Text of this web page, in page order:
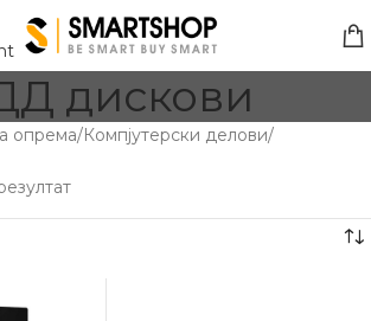
дискови
опрема Компјутерски делови